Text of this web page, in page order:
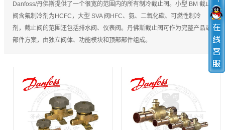
Danfoss/丹佛斯提供了一个很宽的范围内的所有制冷截止阀。小型 BM 截止
阀含氟制冷剂为HCFC，大型 SVA 阀HFC、氨、二氧化碳、可燃性制冷
剂，截止阀的范围还包括排水阀、仪表阀。丹佛斯截止阀可作为完整产品或
部件方案，由独立阀体、功能模块和顶部部件组成。